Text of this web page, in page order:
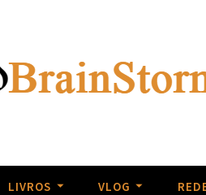
LIVROS VLOG